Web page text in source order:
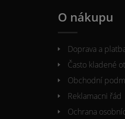
O nákupu
Doprava a
Často kladené
Obchodní
Reklamacni řád
Ochrana